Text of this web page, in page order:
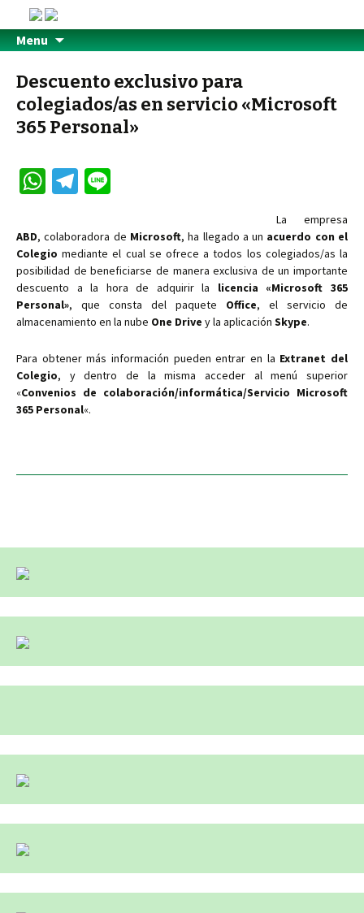
Menu
Descuento exclusivo para
colegiados/as en servicio «Microsoft
365 Personal»
W
at
sA
p
p
Te
gr
a
m
e
La empresa
ABD, colaboradora de Microsoft, ha llegado a un acuerdo con el
Colegio mediante el cual se ofrece a todos los colegiados/as la
posibilidad de beneficiarse de manera exclusiva de un importante
descuento a la hora de adquirir la licencia «Microsoft 365
Personal», que consta del paquete Office, el servicio de
almacenamiento en la nube One Drive y la aplicación Skype.
Para obtener más información pueden entrar en la Extranet del
Colegio, y dentro de la misma acceder al menú superior
«Convenios de colaboración/informática/Servicio Microsoft
365 Personal«.